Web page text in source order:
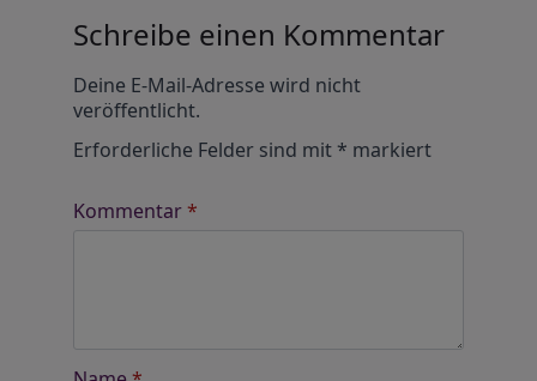
Schreibe einen Kommentar
Deine E-Mail-Adresse wird nicht
veröffentlicht.
Erforderliche Felder sind mit* markiert
Kommentar*